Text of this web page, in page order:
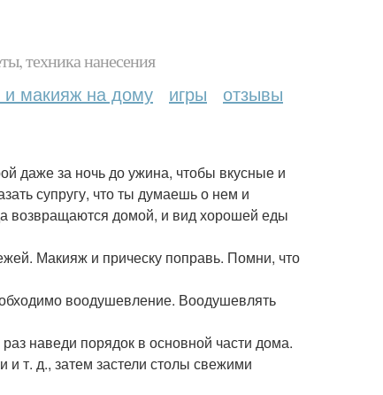
техника нанесения
и макияж на дому игры отзывы
даже за ночь до ужина, чтобы вкусные и
супругу, что ты думаешь о нем и
возвращаются домой, и вид хорошей еды
Макияж и прическу поправь. Помни, что
воодушевление. Воодушевлять
наведи порядок в основной части дома.
т. д., затем застели столы свежими